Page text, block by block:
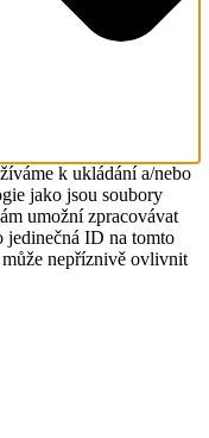
k ukládání a/nebo
jako jsou soubory
umožní zpracovávat
jedinečná ID na tomto
nepříznivě ovlivnit